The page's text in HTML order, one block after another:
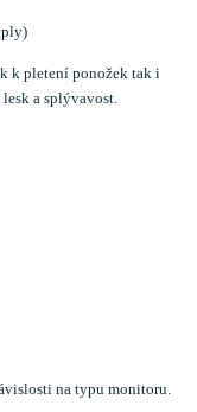
k pletení ponožek tak i
a splývavost.
na typu monitoru.